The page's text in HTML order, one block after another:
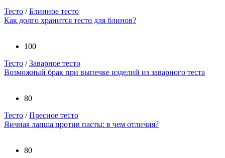
Тесто /Блинное тесто
Как долго хранится тесто для блинов?
100
Тесто /Заварное тесто
Возможный брак при выпечке изделий из заварного теста
80
Тесто /Пресное тесто
Яичная лапша против пасты: в чем отличия?
80